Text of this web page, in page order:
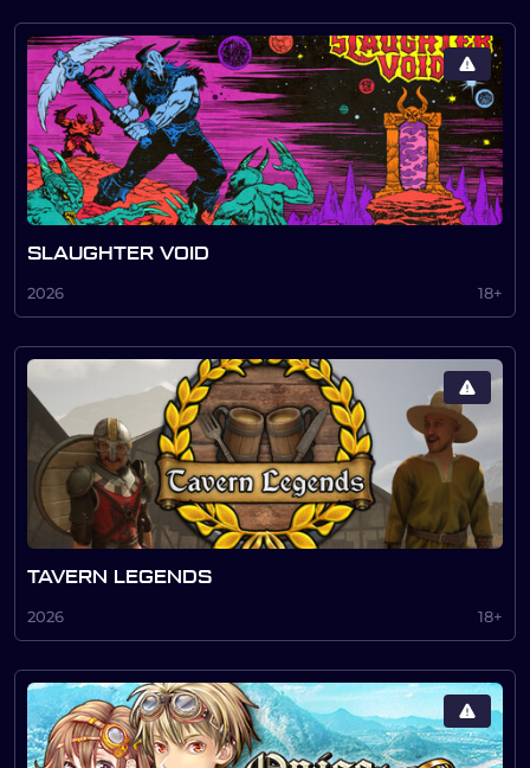
SLAUGHTER VOID
2026 18+
TAVERN LEGENDS
2026 18+